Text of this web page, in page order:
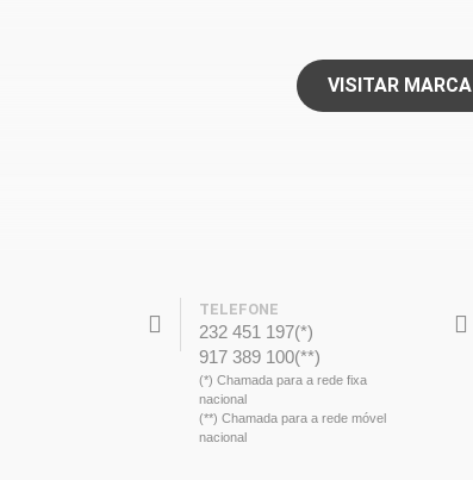
VISITAR MARCA
TELEFONE
232 451 197(*)
917 389 100(**)
(*) Chamada para a rede fixa
nacional
(**) Chamada para a rede móvel
nacional